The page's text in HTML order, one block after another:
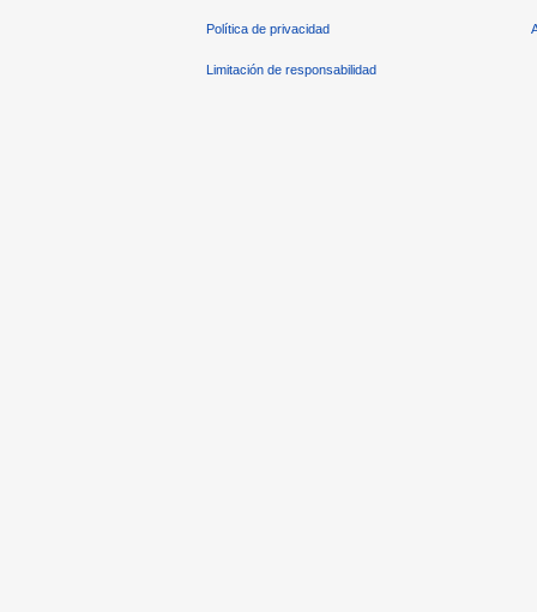
Política de privacidad
Limitación de responsabilidad